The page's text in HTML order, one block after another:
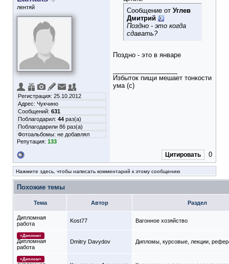
лентяй
Регистрация: 25.10.2012
Адрес: Чукчино
Сообщений: 631
Поблагодарил: 44 раз(а)
Поблагодарили 86 раз(а)
Фотоальбомы: не добавлял
Репутация: 133
Сообщение от Углев
Дмитрий
Поздно - это когда
сдавать?
Поздно - это в январе
Избыток пищи мешает тонкости
ума (с)
Цитировать 0
Нажмите здесь, чтобы написать комментарий к этому сообщению
Похожие темы
Тема Автор Раздел
Дипломная
работа
Kost77 Вагонное хозяйство
=Диплом=
Дипломная
работа
Dmitry Davydov Дипломы, курсовые, лекции,
=Диплом=